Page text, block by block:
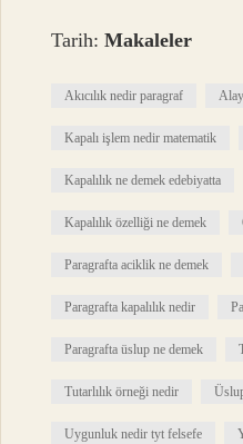
Tarih:Makaleler
Akıcılık nedir paragraf
Kapalı işlem nedir matematik
Kapalılık ne demek edebiyatta
Kapalılık özelliği ne demek
Paragrafta aciklik ne demek
Paragrafta kapalılık nedir
Paragrafta üslup ne demek
Tutarlılık örneği nedir
Uygunluk nedir tyt felsefe